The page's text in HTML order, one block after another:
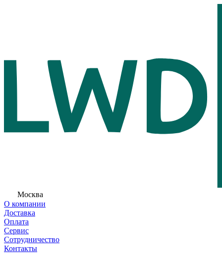
Москва
О компании
Доставка
Оплата
Сервис
Сотрудничество
Контакты